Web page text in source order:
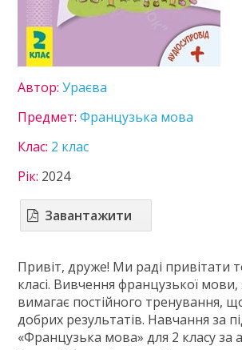
8 клас
9 клас
10 клас
Автор:Ураєва
Предмет:Французька мова
Клас: 2 клас
Рік: 2024
Завантажити
Привіт, друже! Ми раді привітати
класі. Вивчення французької мови,
вимагає постійного тренування,
добрих результатів. Навчання за
«Французька мова» для 2 класу за